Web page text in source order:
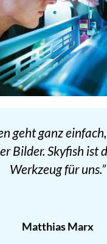
geht ganz
Bilder. Skyfish ist
Werkzeug für uns.”
Matthias Marx